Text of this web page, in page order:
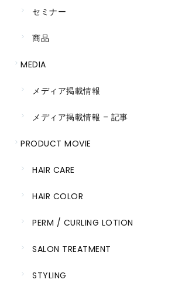
セミナー
商品
MEDIA
メディア掲載情報
メディア掲載情報 – 記事
PRODUCT MOVIE
HAIR CARE
HAIR COLOR
PERM / CURLING LOTION
SALON TREATMENT
STYLING